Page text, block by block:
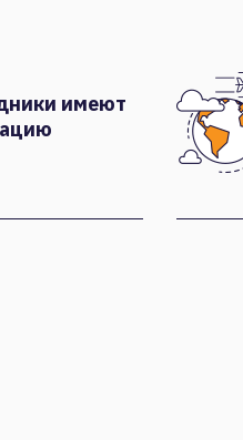
имеют